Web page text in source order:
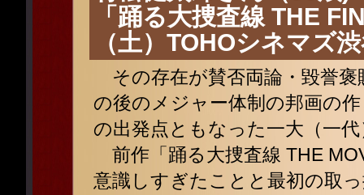
「踊る大捜査線 THE
（土）TOHOシネマズ
その存在が賛否両論・毀誉
の後のメジャー体制の邦画の
の出発点ともなった一大（一
前作「踊る大捜査線 THE
意識しすぎたことと最初の取